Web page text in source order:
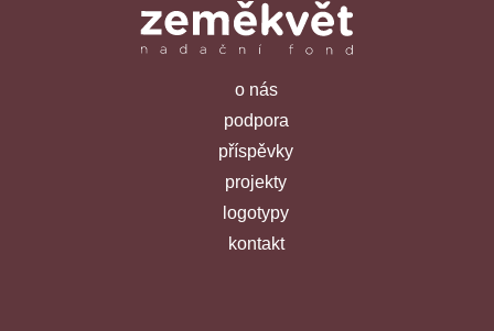
o nás
podpora
příspěvky
projekty
logotypy
kontakt